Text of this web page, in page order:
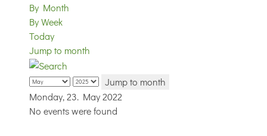
By Month
By Week
Today
Jump to month
Jump to month
Monday, 23. May 2022
No events were found